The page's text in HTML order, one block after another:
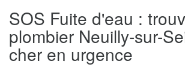
SOS Fuite d'eau :
plombier Neuilly-sur-
cher en urgence